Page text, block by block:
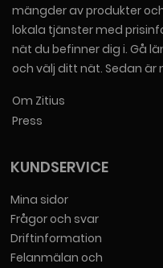
mängder av produkter
lokala tjänster med
nät du befinner dig i. Gå
och välj ditt nät. Sedan
Om Zitius
Press
KUNDSERVICE
Mina sidor
Frågor och svar
Driftinformation
Felanmälan och